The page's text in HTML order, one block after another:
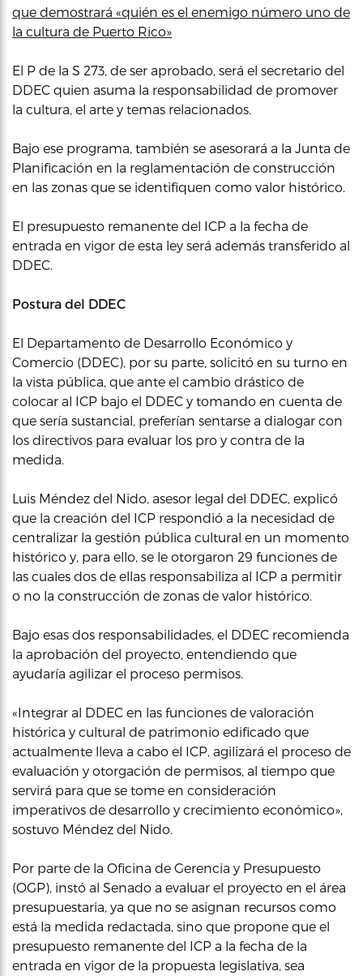
que demostrará «quién es el enemigo número uno de
la cultura de Puerto Rico»
El P de la S 273, de ser aprobado, será el secretario del
DDEC quien asuma la responsabilidad de promover
la cultura, el arte y temas relacionados.
Bajo ese programa, también se asesorará a la Junta de
Planificación en la reglamentación de construcción
en las zonas que se identifiquen como valor histórico.
El presupuesto remanente del ICP a la fecha de
entrada en vigor de esta ley será además transferido al
DDEC.
Postura del DDEC
El Departamento de Desarrollo Económico y
Comercio (DDEC), por su parte, solicitó en su turno en
la vista pública, que ante el cambio drástico de
colocar al ICP bajo el DDEC y tomando en cuenta de
que sería sustancial, preferían sentarse a dialogar con
los directivos para evaluar los pro y contra de la
medida.
Luis Méndez del Nido, asesor legal del DDEC, explicó
que la creación del ICP respondió a la necesidad de
centralizar la gestión pública cultural en un momento
histórico y, para ello, se le otorgaron 29 funciones de
las cuales dos de ellas responsabiliza al ICP a permitir
o no la construcción de zonas de valor histórico.
Bajo esas dos responsabilidades, el DDEC recomienda
la aprobación del proyecto, entendiendo que
ayudaría agilizar el proceso permisos.
«Integrar al DDEC en las funciones de valoración
histórica y cultural de patrimonio edificado que
actualmente lleva a cabo el ICP, agilizará el proceso de
evaluación y otorgación de permisos, al tiempo que
servirá para que se tome en consideración
imperativos de desarrollo y crecimiento económico»,
sostuvo Méndez del Nido.
Por parte de la Oficina de Gerencia y Presupuesto
(OGP), instó al Senado a evaluar el proyecto en el área
presupuestaria, ya que no se asignan recursos como
está la medida redactada, sino que propone que el
presupuesto remanente del ICP a la fecha de la
entrada en vigor de la propuesta legislativa, sea